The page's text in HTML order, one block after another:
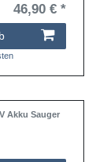
46,90 € *
Akku Sauger